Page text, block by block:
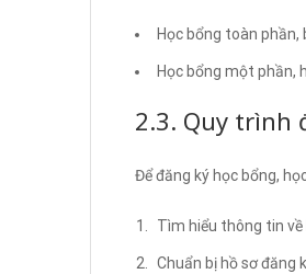
Học bổng toàn phần,
Học bổng một phần,
2.3. Quy trình
Để đăng ký học bổng,
Tìm hiểu thông tin
Chuẩn bị hồ sơ đăng